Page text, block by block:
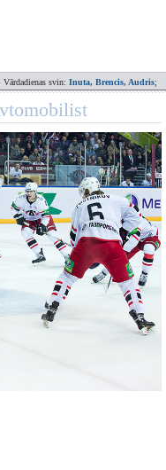
Vārdadienas svin: Inuta, Brencis, Audris;